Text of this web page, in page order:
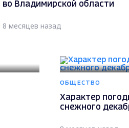
во Владимирской области
8 месяцев назад
ОБЩЕСТВО
Характер
снежного